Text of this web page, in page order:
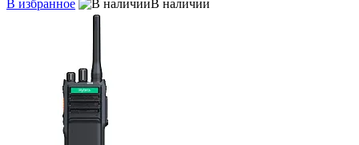
В избранное
В наличии